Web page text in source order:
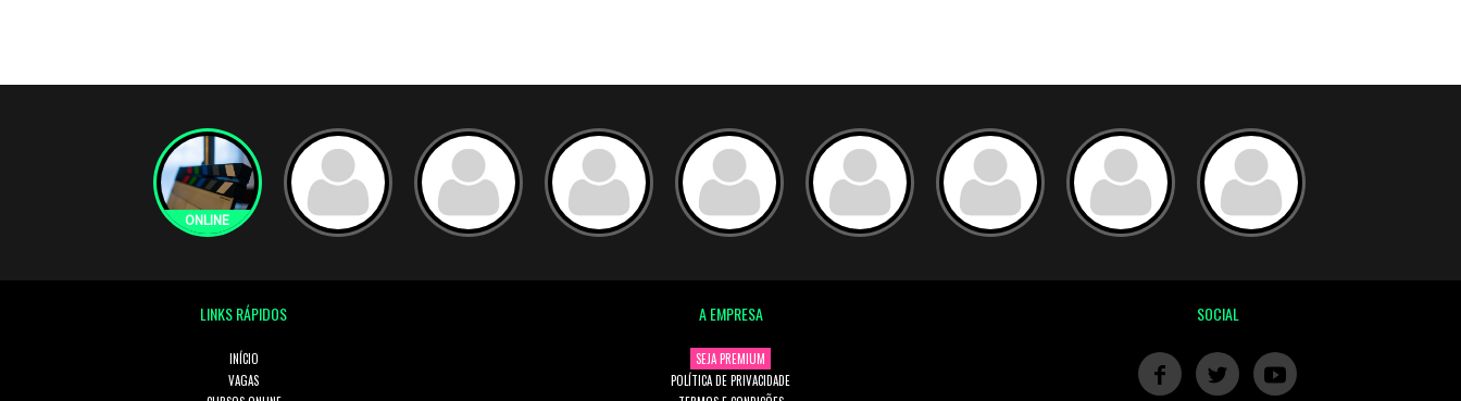
LINKS RÁPIDOS
INÍCIO
VAGAS
A EMPRESA
SEJA PREMIUM
POLÍTICA DE PRIVACIDADE
SOCIAL